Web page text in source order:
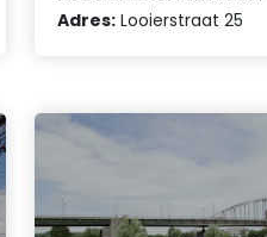
Adres: Looierstraat 25